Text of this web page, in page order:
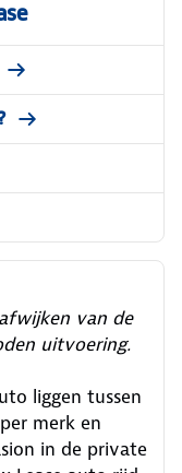
van de
uitvoering.
liggen tussen
merk en
in de private